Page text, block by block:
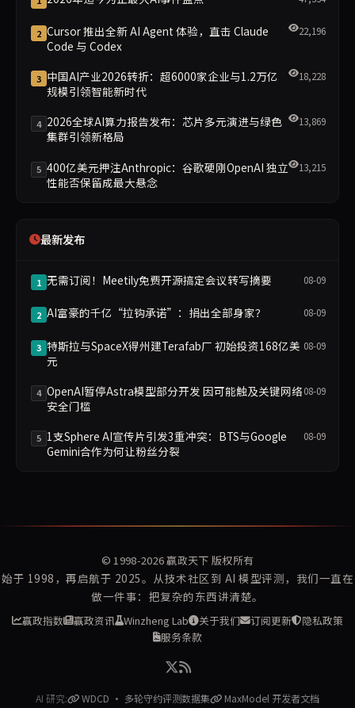
2 Cursor 推出全新 AI Agent 体验，直击 Claude
Code 与 Codex
22,196
3 中国AI产业2026转折：超6000家企业与1.2万亿
规模引领智能新时代
18,228
4 2026全球AI算力报告发布：芯片多元演进与绿色
集群引领新格局
13,869
5 400亿美元押注Anthropic：谷歌硬刚OpenAI 独立
性能否保留成最大悬念
13,215
最新发布
1 无需订阅！Meetily免费开源搞定会议转写摘要 08-09
2 AI富豪的千亿“拉钩承诺”：捐出全部身家？ 08-09
3 特斯拉与SpaceX得州建Terafab厂 初始投资168亿美
元
08-09
4 OpenAI暂停Astra模型部分开发 因可能触及关键网络
安全门槛
08-09
5 1支Sphere AI宣传片引发3重冲突：BTS与Google
Gemini合作为何让粉丝分裂
08-09
© 1998-2026赢政天下 版权所有
始于 1998，再启航于 2025。从技术社区到 AI 模型评测，我们一直在
做一件事：把复杂的东西讲清楚。
赢政指数 赢政资讯 Winzheng Lab 关于我们 订阅更新
隐私政策
服务条款
AI 研究: WDCD · 多轮守约评测数据集
MaxModel 开发者文档